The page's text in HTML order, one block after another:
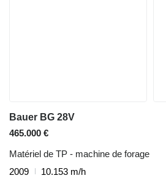
Bauer BG 28V
465.000 €
Matériel de TP - machine de forage
2009
10.153 m/h